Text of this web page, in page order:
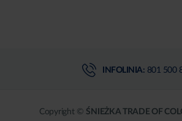
INFOLINIA: 801 500
Copyright © ŚNIEŻKA TRADE OF